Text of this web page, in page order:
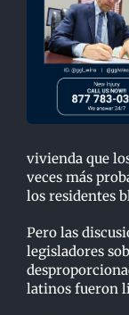
vivienda que
veces más
los residentes
Pero las
legisladores
latinos fueron